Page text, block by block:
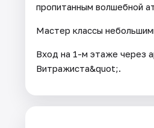
пропитанным волшебной
Мастер классы
Вход на 1-м этаже через
Витражиста&quot;.